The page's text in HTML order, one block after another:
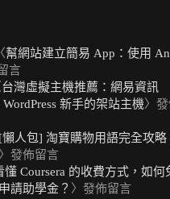
幫網站建立簡易 App：使用
言
台灣虛擬主機推薦：網易資訊
新手的架站主機〉
[懶人包] 淘寶購物用語完全攻略
〉發佈留言
懂 Coursera 的收費方式，如何
請助學金？ 〉發佈留言